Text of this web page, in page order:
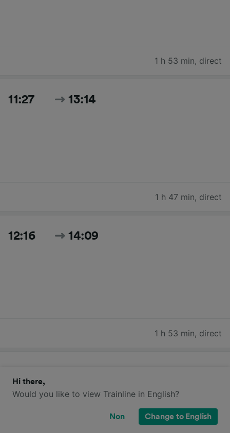
1 h 53 min, direct
11:27 13:14
1 h 47 min, direct
12:16 14:09
1 h 53 min, direct
Hi there,
Would you like to view Trainline in English?
Non Change to English